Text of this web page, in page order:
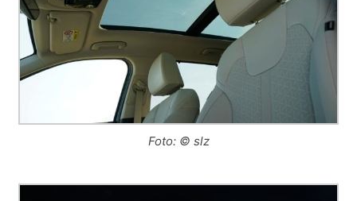
Foto: © slz